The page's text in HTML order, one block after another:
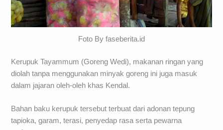
Foto By faseberita.id
Kerupuk Tayammum (Goreng Wedi), makanan ringan yang
diolah tanpa menggunakan minyak goreng ini juga masuk
dalam jajaran oleh-oleh khas Kendal.
Bahan baku kerupuk tersebut terbuat dari adonan tepung
tapioka, garam, terasi, penyedap rasa serta pewarna